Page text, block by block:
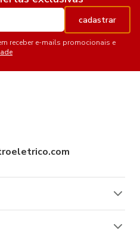
cadastrar
receber e-mails promocionais e